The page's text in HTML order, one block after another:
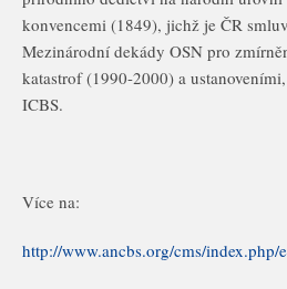
konvencemi (1849), jichž je ČR
Mezinárodní dekády OSN pro
katastrof (1990-2000) a
ICBS.
Více na:
http://www.ancbs.org/cms/index.php/